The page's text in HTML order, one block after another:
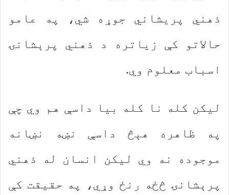
ذهني پریشاني جوړه شي، په عامو
حالاتو کې زیاتره د ذهني پرېشانۍ
اسباب معلوم وي.
لیکن کله نا کله بیا داسې هم وي چې
په ظاهره هېڅ داسې نښه نښانه
موجوده نه وي لیکن انسان له ذهني
پرېشانۍ څځه رنځ وړي، په حقیقت کې